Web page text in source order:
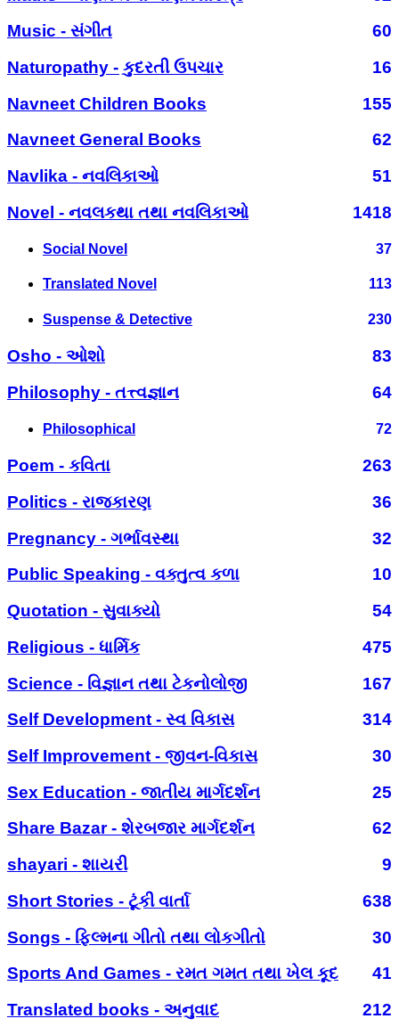
Music - સંગીત
60
Naturopathy - કુદરતી ઉપચાર
16
Navneet Children Books
155
Navneet General Books
62
Navlika - નવલિકાઓ
51
Novel - નવલકથા તથા નવલિકાઓ
1418
Social Novel 37
Translated Novel 113
Suspense & Detective 230
Osho - ઓશો
83
Philosophy - તત્ત્વજ્ઞાન
64
Philosophical 72
Poem - કવિતા
263
Politics - રાજકારણ
36
Pregnancy - ગર્ભાવસ્થા
32
Public Speaking - વક્તુત્વ કળા
10
Quotation - સુવાક્યો
54
Religious - ધાર્મિક
475
Science - વિજ્ઞાન તથા ટેકનોલોજી
167
Self Development - સ્વ વિકાસ
314
Self Improvement - જીવન-વિકાસ
30
Sex Education - જાતીય માર્ગદર્શન
25
Share Bazar - શેરબજાર માર્ગદર્શન
62
shayari - શાયરી
9
Short Stories - ટૂંકી વાર્તા
638
Songs - ફિલ્મના ગીતો તથા લોકગીતો
30
Sports And Games - રમત ગમત તથા ખેલ કૂદ
41
Translated books - અનુવાદ
212